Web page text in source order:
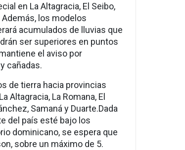
en La Altagracia, El Seibo,
Además, los modelos
acumulados de lluvias que
ser superiores en puntos
el aviso por
cañadas.
de tierra hacia provincias
Altagracia, La Romana, El
Samaná y Duarte.Dada
del país esté bajo los
dominicano, se espera que
sobre un máximo de 5.